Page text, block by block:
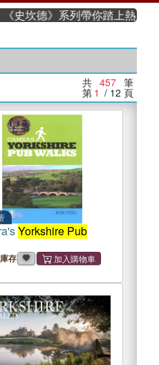
系列帶你踏上熱血奇幻旅程
共 457 筆
第 1 / 12 頁
Yorkshire Pub
存